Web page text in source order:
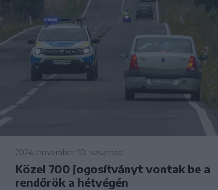
2024. november 10., vasárnap
Közel 700 jogosítványt vontak be a
rendőrök a hétvégén